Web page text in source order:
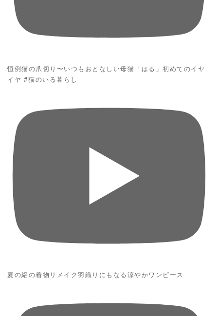
恒例猫の爪切り〜いつもおとなしい母猫「はる」初めてのイヤ
イヤ #猫のいる暮らし
夏の絽の着物リメイク羽織りにもなる涼やかワンピース